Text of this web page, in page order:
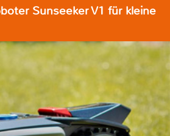
Sunseeker V1 für kleine